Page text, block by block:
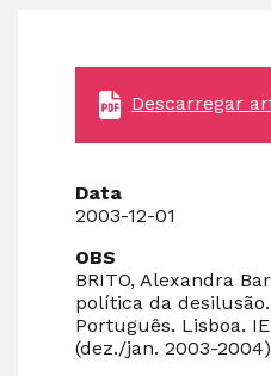
Descarregar
Data
2003-12-01
OBS
BRITO, Alexandra
política da
Português. Lisboa.
(dez./jan. 2003-